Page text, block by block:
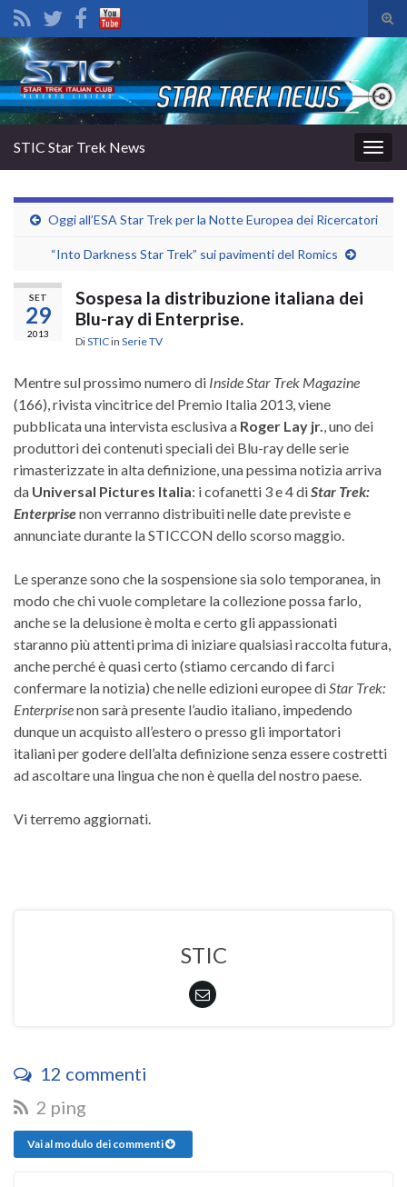
il
di
Search for:
la
STIC Star Trek News
Oggi all’ESA Star Trek per la Notte Europea dei Ricercatori
“Into Darkness Star Trek” sui pavimenti del Romics
SET
29
2013
Sospesa la distribuzione italiana dei
Blu-ray di Enterprise.
DiSTICin Serie TV
Mentre sul prossimo numero di Inside Star Trek Magazine
(166), rivista vincitrice del Premio Italia 2013, viene
pubblicata una intervista esclusiva a Roger Lay jr. , uno dei
produttori dei contenuti speciali dei Blu-ray delle serie
rimasterizzate in alta definizione, una pessima notizia arriva
da Universal Pictures Italia: i cofanetti 3 e 4 diStar Trek:
Enterprisenon verranno distribuiti nelle date previste e
annunciate durante la STICCON dello scorso maggio.
Le speranze sono che la sospensione sia solo temporanea, in
modo che chi vuole completare la collezione possa farlo,
anche se la delusione è molta e certo gli appassionati
staranno più attenti prima di iniziare qualsiasi raccolta futura,
anche perché è quasi certo (stiamo cercando di farci
confermare la notizia) che nelle edizioni europee di Star Trek:
Enterprisenon sarà presente l’audio italiano, impedendo
dunque un acquisto all’estero o presso gli importatori
italiani per godere dell’alta definizione senza essere costretti
ad ascoltare una lingua che non è quella del nostro paese.
Vi terremo aggiornati.
STIC
12 commenti
2 ping
Vai al modulo dei commenti